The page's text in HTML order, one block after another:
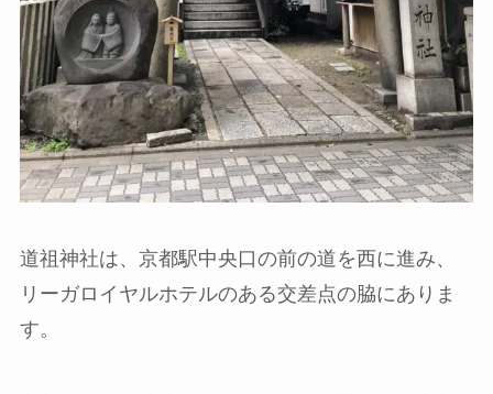
道祖神社は、京都駅中央口の前の道を西に進み、
リーガロイヤルホテルのある交差点の脇にありま
す。